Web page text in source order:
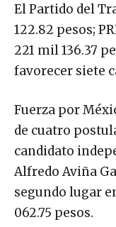
El Partido del
122.82 pesos;
221 mil 136.37
favorecer siete
Fuerza por
de cuatro
candidato
Alfredo Aviña
segundo lugar
062.75 pesos.